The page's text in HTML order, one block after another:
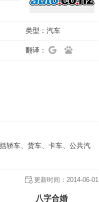
类型： 汽车
翻译：
轿车、货车、卡车、公共汽
更新时间： 2014-06-01
八字合婚